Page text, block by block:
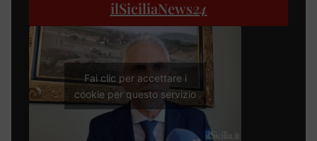
ilSiciliaNews24
Fai clic per accettare i
cookie per questo servizio